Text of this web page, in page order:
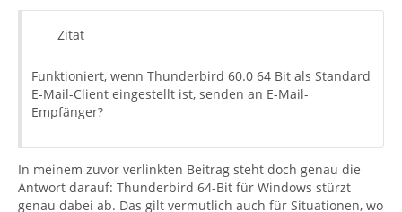
Zitat
Funktioniert, wenn Thunderbird 60.0 64 Bit als Standard
E-Mail-Client eingestellt ist, senden an E-Mail-
Empfänger?
In meinem zuvor verlinkten Beitrag steht doch genau die
Antwort darauf: Thunderbird 64-Bit für Windows stürzt
genau dabei ab. Das gilt vermutlich auch für Situationen, wo